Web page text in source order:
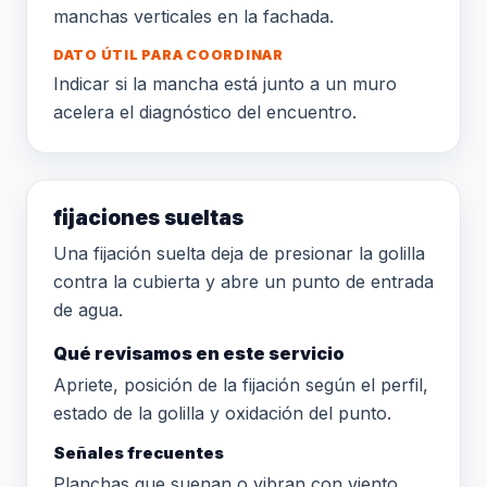
manchas verticales en la fachada.
DATO ÚTIL PARA COORDINAR
Indicar si la mancha está junto a un muro
acelera el diagnóstico del encuentro.
fijaciones sueltas
Una fijación suelta deja de presionar la golilla
contra la cubierta y abre un punto de entrada
de agua.
Qué revisamos en este servicio
Apriete, posición de la fijación según el perfil,
estado de la golilla y oxidación del punto.
Señales frecuentes